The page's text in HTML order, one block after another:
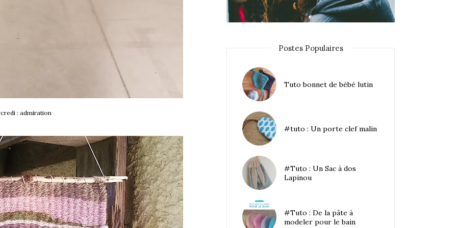
: admiration
Postes Populaires
Tuto bonnet de bébé lutin
#tuto : Un porte clef malin
#Tuto : Un Sac à dos
Lapinou
#Tuto : De la pâte à
modeler pour le bain